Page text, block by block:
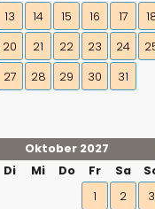
13 14 15 16 17
20 21 22 23 24
27 28 29 30 31
Oktober 2027
Di Mi Do Fr Sa
1
2 3